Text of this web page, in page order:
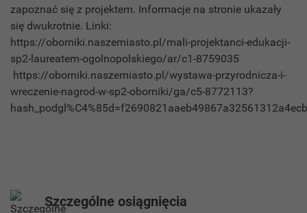
zapoznać się z projektem. Informacje na stronie ukazały
się dwukrotnie. Linki:
https://oborniki.naszemiasto.pl/mali-projektanci-edukacji-
sp2-laureatem-ogolnopolskiego/ar/c1-8759035
https://oborniki.naszemiasto.pl/wystawa-przyrodnicza-i-
wreczenie-nagrod-w-sp2-oborniki/ga/c5-8772113?
Szczególne osiągnięcia